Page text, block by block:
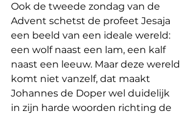
Ook de tweede zondag van de
Advent schetst de profeet Jesaja
een beeld van een ideale wereld:
een wolf naast een lam, een kalf
naast een leeuw. Maar deze wereld
komt niet vanzelf, dat maakt
Johannes de Doper wel duidelijk
in zijn harde woorden richting de